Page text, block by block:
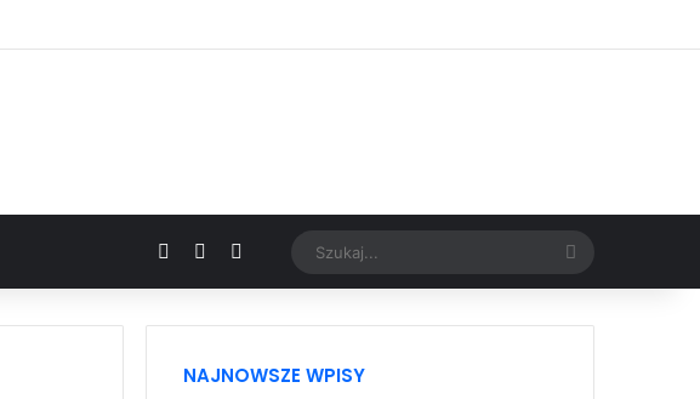
Facebook YouTubeGoogle News Szukaj...
NAJNOWSZE WPISY